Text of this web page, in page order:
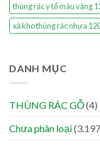
thùng rác y tế màu vàng
xả kho thùng rác nhựa
DANH MỤC
THÙNG RÁC GỖ(4)
Chưa phân loại